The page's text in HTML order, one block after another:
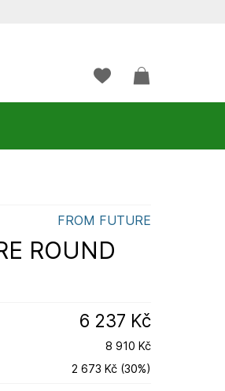
FROM FUTURE
ROUND
6 237 Kč
8 910 Kč
2 673 Kč (30%)